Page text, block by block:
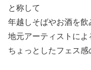
と称して
年越しそばやお酒を飲
地元アーティストによ
ちょっとしたフェス感